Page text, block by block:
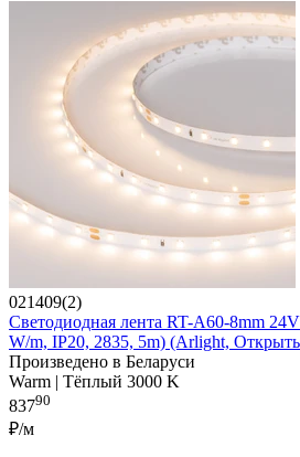
021409(2)
Светодиодная лента RT-A60-8mm
W/m, IP20, 2835, 5m) (Arlight,
Произведено в Беларуси
Warm | Тёплый 3000 K
83790
₽/м